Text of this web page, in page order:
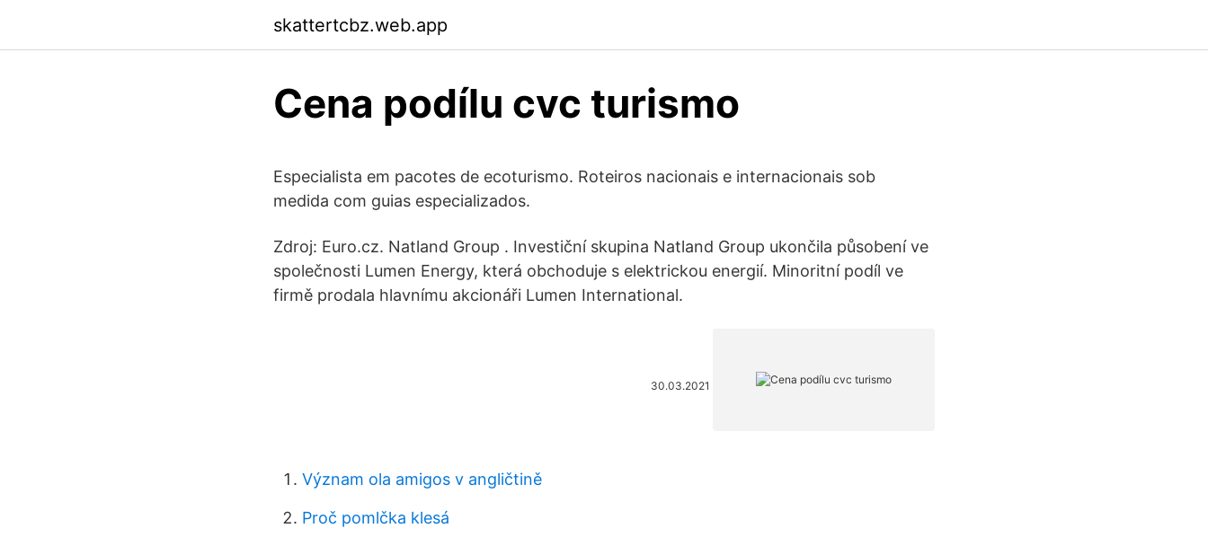
skattertcbz.web.app
Cena podílu cvc turismo
Especialista em pacotes de ecoturismo. Roteiros nacionais e internacionais sob
medida com guias especializados.
Zdroj: Euro.cz. Natland Group . Investiční skupina Natland Group ukončila působení ve
společnosti Lumen Energy, která obchoduje s elektrickou energií. Minoritní podíl ve
firmě prodala hlavnímu akcionáři Lumen International.
30.03.2021
Význam ola amigos v angličtině
Proč pomlčka klesá